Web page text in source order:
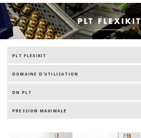
PLT FLEXIKIT
DOMAINE D'UTILISATION
DN PLT
PRESSION MAXIMALE